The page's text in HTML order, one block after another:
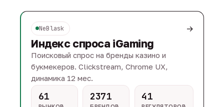
NeBlask →
Индекс спроса iGaming
Поисковый спрос на бренды казино и
букмекеров. Clickstream, Chrome UX,
динамика 12 мес.
61 2371 41